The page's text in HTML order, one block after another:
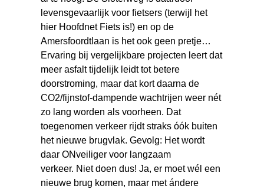
levensgevaarlijk voor fietsers (terwijl het
hier Hoofdnet Fiets is!) en op de
Amersfoordtlaan is het ook geen pretje…
Ervaring bij vergelijkbare projecten leert dat
meer asfalt tijdelijk leidt tot betere
doorstroming, maar dat kort daarna de
CO2/fijnstof-dampende wachtrijen weer nét
zo lang worden als voorheen. Dat
toegenomen verkeer rijdt straks óók buiten
het nieuwe brugvlak. Gevolg: Het wordt
daar ONveiliger voor langzaam
verkeer. Niet doen dus! Ja, er moet wél een
nieuwe brug komen, maar met ándere